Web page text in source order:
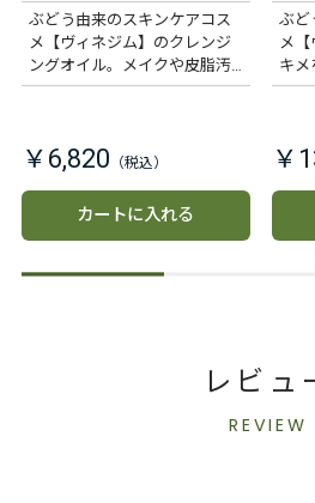
ぶどう由来のスキンケアコス
メ【ヴィネジム】のクレンジ
ングオイル。メイクや皮脂汚
れをやさしくリセットし、潤
￥6,820
カートに入れる
ぶど
メ【
キ
ずみ
￥
レビュ
REVIEW